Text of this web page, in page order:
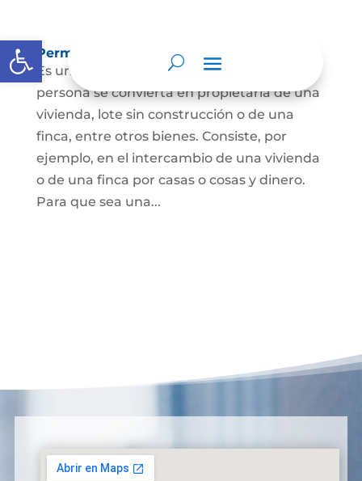
Abrir barra de herramientas
Permuta de Inmuebles
Es uno de los contratos para que una
persona se convierta en propietaria de una
vivienda, lote sin construcción o de una
finca, entre otros bienes. Consiste, por
ejemplo, en el intercambio de una vivienda
o de una finca por casas o cosas y dinero.
Para que sea una...